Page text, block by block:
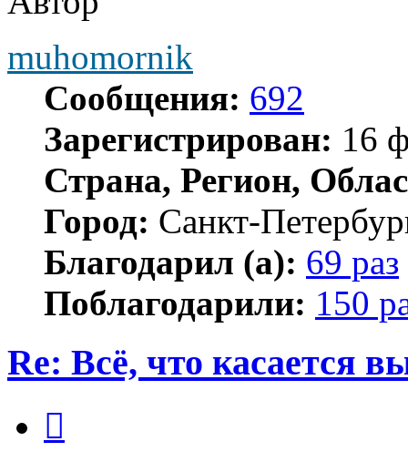
muhomornik
Сообщения: 692
Зарегистрирован: 16
Страна, Регион,
Город: Санкт-
Благодарил (а): 69 раз
Поблагодарили: 150
Re: Всё, что касается